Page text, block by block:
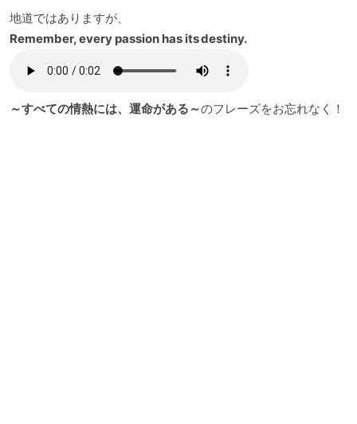
地道ではありますが、
Remember, every passion has its destiny.
～すべての情熱には、運命がある～のフレーズをお忘れなく！